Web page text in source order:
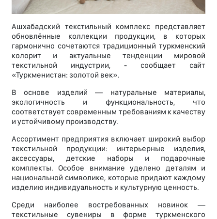
Ашхабадский текстильный комплекс представляет
обновлённые коллекции продукции, в которых
гармонично сочетаются традиционный туркменский
колорит и актуальные тенденции мировой
текстильной индустрии, - сообщает сайт
«Туркменистан: золотой век».
В основе изделий — натуральные материалы,
экологичность и функциональность, что
соответствует современным требованиям к качеству
и устойчивому производству.
Ассортимент предприятия включает широкий выбор
текстильной продукции: интерьерные изделия,
аксессуары, детские наборы и подарочные
комплекты. Особое внимание уделено деталям и
национальной символике, которые придают каждому
изделию индивидуальность и культурную ценность.
Среди наиболее востребованных новинок —
текстильные сувениры в форме туркменского